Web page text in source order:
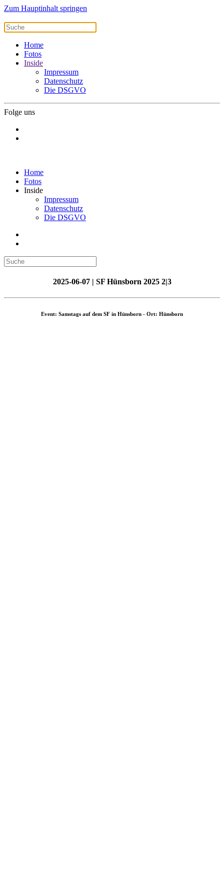
Zum Hauptinhalt springen
Home
Fotos
Inside
Impressum
Datenschutz
Die DSGVO
Folge uns
Home
Fotos
Inside
Impressum
Datenschutz
Die DSGVO
2025-06-07 | SF Hünsborn 2025 2|3
Event: Samstags auf dem SF in Hünsborn - Ort: Hünsborn